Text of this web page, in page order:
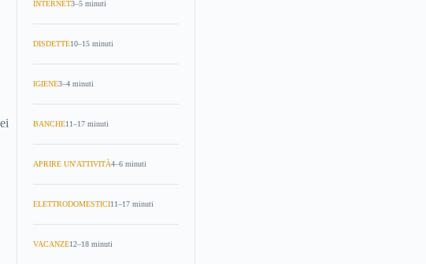
INTERNET3–5 minuti
DISDETTE10–15 minuti
IGIENE3–4 minuti
BANCHE11–17 minuti
APRIRE UN'ATTIVITÀ4–6 minuti
ELETTRODOMESTICI11–17 minuti
VACANZE12–18 minuti